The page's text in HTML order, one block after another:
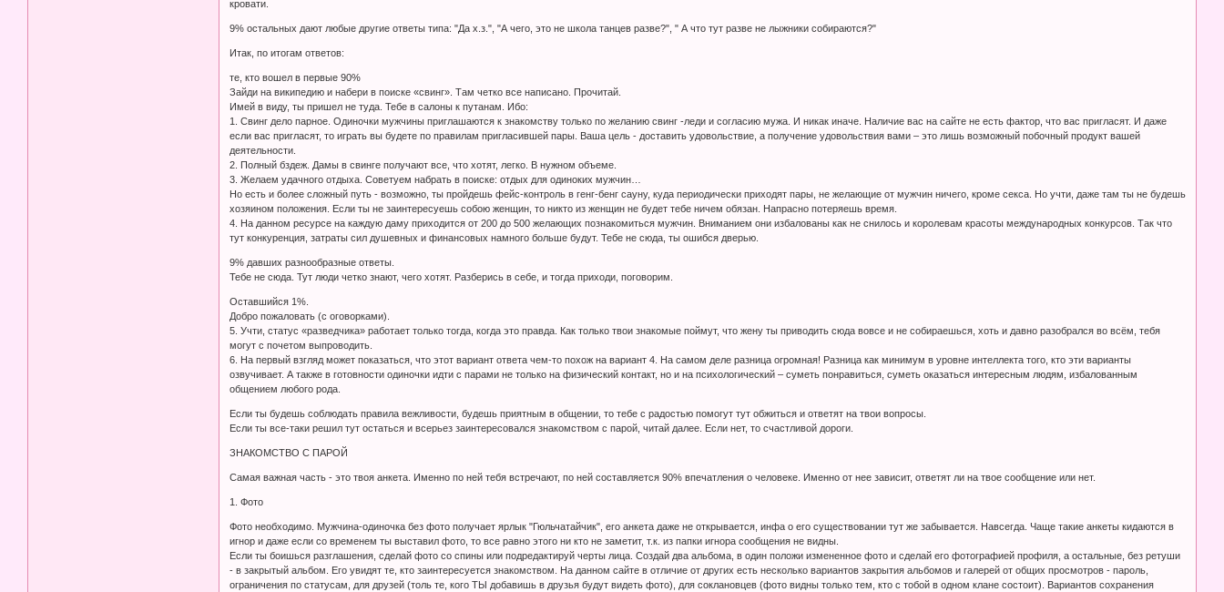
кровати.
9% остальных дают любые другие ответы типа: "Да х.з.", "А чего, это не школа танцев разве?", " А что тут разве не лыжники собираются?"
Итак, по итогам ответов:
те, кто вошел в первые 90%
Зайди на википедию и набери в поиске «свинг». Там четко все написано. Прочитай.
Имей в виду, ты пришел не туда. Тебе в салоны к путанам. Ибо:
1. Свинг дело парное. Одиночки мужчины приглашаются к знакомству только по желанию свинг -леди и согласию мужа. И никак иначе. Наличие вас на сайте не есть фактор, что вас пригласят. И даже
если вас пригласят, то играть вы будете по правилам пригласившей пары. Ваша цель - доставить удовольствие, а получение удовольствия вами – это лишь возможный побочный продукт вашей
деятельности.
2. Полный бздеж. Дамы в свинге получают все, что хотят, легко. В нужном объеме.
3. Желаем удачного отдыха. Советуем набрать в поиске: отдых для одиноких мужчин…
Но есть и более сложный путь - возможно, ты пройдешь фейс-контроль в генг-бенг сауну, куда периодически приходят пары, не желающие от мужчин ничего, кроме секса. Но учти, даже там ты не будешь
хозяином положения. Если ты не заинтересуешь собою женщин, то никто из женщин не будет тебе ничем обязан. Напрасно потеряешь время.
4. На данном ресурсе на каждую даму приходится от 200 до 500 желающих познакомиться мужчин. Вниманием они избалованы как не снилось и королевам красоты международных конкурсов. Так что
тут конкуренция, затраты сил душевных и финансовых намного больше будут. Тебе не сюда, ты ошибся дверью.
9% давших разнообразные ответы.
Тебе не сюда. Тут люди четко знают, чего хотят. Разберись в себе, и тогда приходи, поговорим.
Оставшийся 1%.
Добро пожаловать (с оговорками).
5. Учти, статус «разведчика» работает только тогда, когда это правда. Как только твои знакомые поймут, что жену ты приводить сюда вовсе и не собираешься, хоть и давно разобрался во всём, тебя
могут с почетом выпроводить.
6. На первый взгляд может показаться, что этот вариант ответа чем-то похож на вариант 4. На самом деле разница огромная! Разница как минимум в уровне интеллекта того, кто эти варианты
озвучивает. А также в готовности одиночки идти с парами не только на физический контакт, но и на психологический – суметь понравиться, суметь оказаться интересным людям, избалованным
общением любого рода.
Если ты будешь соблюдать правила вежливости, будешь приятным в общении, то тебе с радостью помогут тут обжиться и ответят на твои вопросы.
Если ты все-таки решил тут остаться и всерьез заинтересовался знакомством с парой, читай далее. Если нет, то счастливой дороги.
ЗНАКОМСТВО С ПАРОЙ
Самая важная часть - это твоя анкета. Именно по ней тебя встречают, по ней составляется 90% впечатления о человеке. Именно от нее зависит, ответят ли на твое сообщение или нет.
1. Фото
Фото необходимо. Мужчина-одиночка без фото получает ярлык "Гюльчатайчик", его анкета даже не открывается, инфа о его существовании тут же забывается. Навсегда. Чаще такие анкеты кидаются в
игнор и даже если со временем ты выставил фото, то все равно этого ни кто не заметит, т.к. из папки игнора сообщения не видны.
Если ты боишься разглашения, сделай фото со спины или подредактируй черты лица. Создай два альбома, в один положи измененное фото и сделай его фотографией профиля, а остальные, без ретуши
- в закрытый альбом. Его увидят те, кто заинтересуется знакомством. На данном сайте в отличие от других есть несколько вариантов закрытия альбомов и галерей от общих просмотров - пароль,
ограничения по статусам, для друзей (толь те, кого ТЫ добавишь в друзья будут видеть фото), для соклановцев (фото видны только тем, кто с тобой в одном клане состоит). Вариантов сохранения